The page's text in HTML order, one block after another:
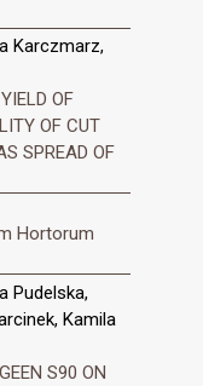
Karczmarz,
OF
OF CUT
SPREAD OF
Hortorum
Pudelska,
Kamila
S90 ON